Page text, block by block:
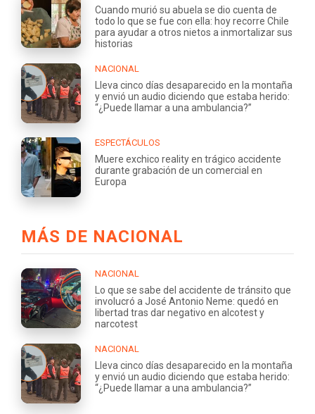
Cuando murió su abuela se dio cuenta de
todo lo que se fue con ella: hoy recorre Chile
para ayudar a otros nietos a inmortalizar sus
historias
NACIONAL
Lleva cinco días desaparecido en la montaña
y envió un audio diciendo que estaba herido:
“¿Puede llamar a una ambulancia?”
ESPECTÁCULOS
Muere exchico reality en trágico accidente
durante grabación de un comercial en
Europa
MÁS DE NACIONAL
NACIONAL
Lo que se sabe del accidente de tránsito que
involucró a José Antonio Neme: quedó en
libertad tras dar negativo en alcotest y
narcotest
NACIONAL
Lleva cinco días desaparecido en la montaña
y envió un audio diciendo que estaba herido:
“¿Puede llamar a una ambulancia?”